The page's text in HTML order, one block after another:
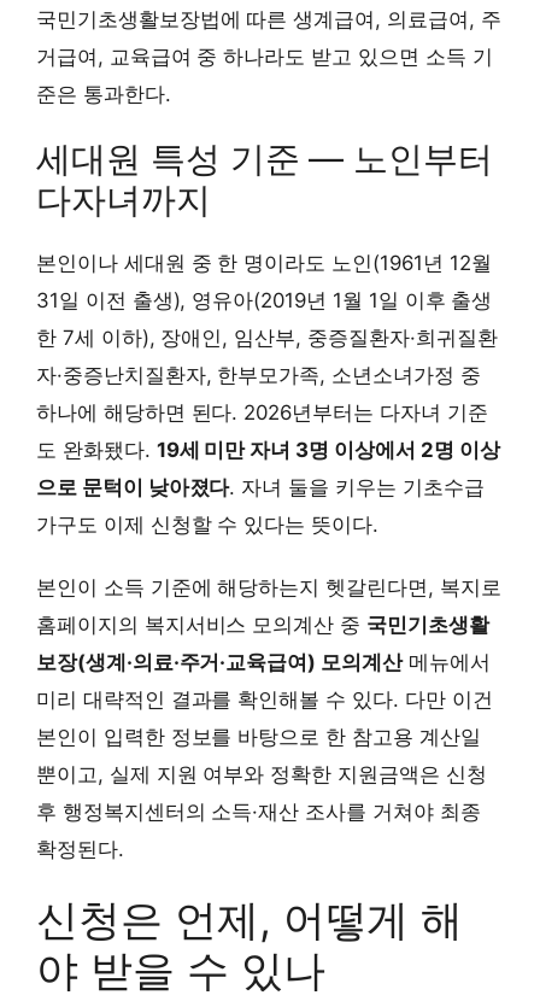
국민기초생활보장법에 따른 생계급여, 의료급여, 주
거급여, 교육급여 중 하나라도 받고 있으면 소득 기
준은 통과한다.
세대원 특성 기준 — 노인부터
다자녀까지
본인이나 세대원 중 한 명이라도 노인(1961년 12월
31일 이전 출생), 영유아(2019년 1월 1일 이후 출생
한 7세 이하), 장애인, 임산부, 중증질환자·희귀질환
자·중증난치질환자, 한부모가족, 소년소녀가정 중
하나에 해당하면 된다. 2026년부터는 다자녀 기준
도 완화됐다. 19세 미만 자녀 3명 이상에서 2명 이상
으로 문턱이 낮아졌다. 자녀 둘을 키우는 기초수급
가구도 이제 신청할 수 있다는 뜻이다.
본인이 소득 기준에 해당하는지 헷갈린다면, 복지로
홈페이지의 복지서비스 모의계산 중 국민기초생활
보장(생계·의료·주거·교육급여) 모의계산메뉴에서
미리 대략적인 결과를 확인해볼 수 있다. 다만 이건
본인이 입력한 정보를 바탕으로 한 참고용 계산일
뿐이고, 실제 지원 여부와 정확한 지원금액은 신청
후 행정복지센터의 소득·재산 조사를 거쳐야 최종
확정된다.
신청은 언제, 어떻게 해
야 받을 수 있나